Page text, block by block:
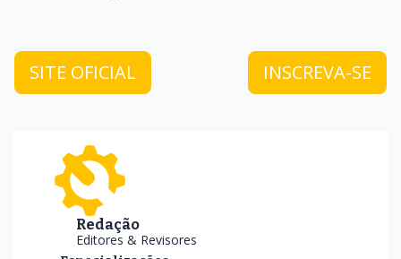
SITE OFICIAL INSCREVA-SE
Redação
Editores & Revisores